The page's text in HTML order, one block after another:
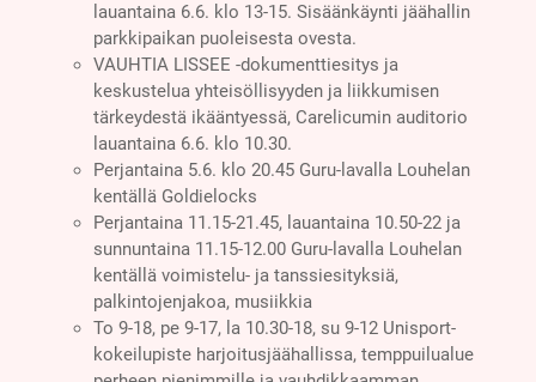
lauantaina 6.6. klo 13-15. Sisäänkäynti jäähallin
parkkipaikan puoleisesta ovesta.
VAUHTIA LISSEE -dokumenttiesitys ja
keskustelua yhteisöllisyyden ja liikkumisen
tärkeydestä ikääntyessä, Carelicumin auditorio
lauantaina 6.6. klo 10.30.
Perjantaina 5.6. klo 20.45 Guru-lavalla Louhelan
kentällä Goldielocks
Perjantaina 11.15-21.45, lauantaina 10.50-22 ja
sunnuntaina 11.15-12.00 Guru-lavalla Louhelan
kentällä voimistelu- ja tanssiesityksiä,
palkintojenjakoa, musiikkia
To 9-18, pe 9-17, la 10.30-18, su 9-12 Unisport-
kokeilupiste harjoitusjäähallissa, temppuilualue